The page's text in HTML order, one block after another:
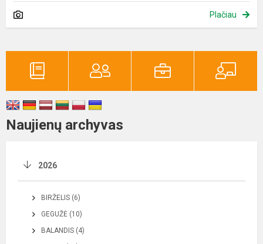
Plačiau
Naujienų archyvas
2026
BIRŽELIS (6)
GEGUŽĖ (10)
BALANDIS (4)